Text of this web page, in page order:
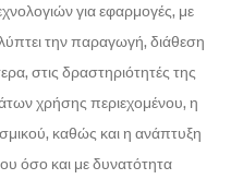
για εφαρμογές, με
την παραγωγή, διάθεση
στις δραστηριότητές της
χρήσης περιεχομένου, η
καθώς και η ανάπτυξη
όσο και με δυνατότητα